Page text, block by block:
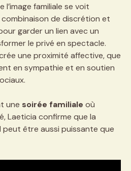
l’image familiale se voit
combinaison de discrétion et
garder un lien avec un
le privé en spectacle.
une proximité affective, que
en sympathie et en soutien
une soirée familiale où
Laeticia confirme que la
être aussi puissante que